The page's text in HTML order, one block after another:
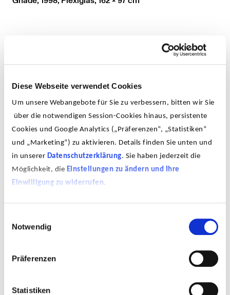
Diese Webseite verwendet Cookies
Um unsere Webangebote für Sie zu verbessern, bitten wir Sie
über die notwendigen Session-Cookies hinaus, persistente
Cookies und Google Analytics („Präferenzen“, „Statistiken“
und „Marketing“) zu aktivieren. Details finden Sie unten und
in unserer Datenschutzerklärung. Sie haben jederzeit die
Möglichkeit, die Einstellungen zu ändern und Ihre
Einwilligung zu widerrufen.
Notwendig
Präferenzen
Statistiken